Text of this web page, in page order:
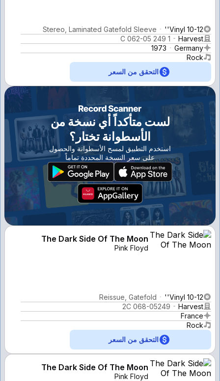
Vinyl 10-12''
Stereo, Laminated Gatefold Sleeve
Harvest
1 C 062-05 249
Germany
1973
Rock
التحقق من السعر
لست متأكداً أي نسخة من
الأسطوانة تختار؟
استخدم التطبيق لمسح الأسطوانة والحصول
على سعر النسخة المحددة تماماً
The Dark Side Of The Moon
Pink Floyd
Vinyl 10-12''
Reissue, Gatefold
Harvest
2C 068-05249
France
Rock
التحقق من السعر
The Dark Side Of The Moon
Pink Floyd